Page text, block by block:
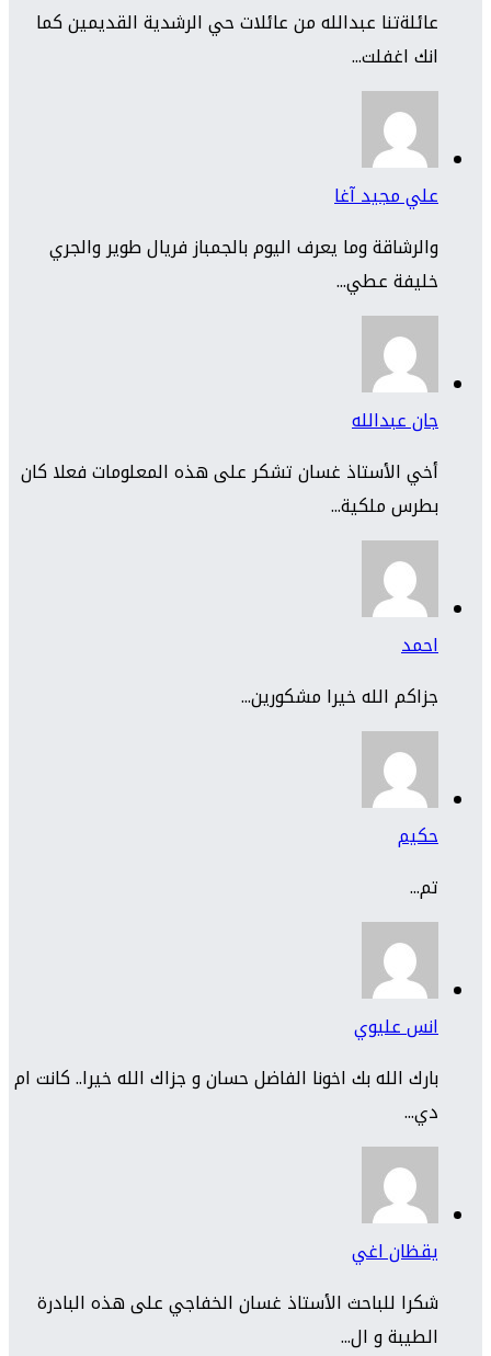
عائلةتنا عبدالله من عائلات حي الرشدية القديمين كما
انك اغفلت...
علي مجيد آغا
والرشاقة وما يعرف اليوم بالجمباز فريال طوير والجري
خليفة عطي...
جان عبدالله
أخي الأستاذ غسان تشكر على هذه المعلومات فعلا كان
بطرس ملكية...
احمد
جزاكم الله خيرا مشكورين...
حكيم
تم...
انس عليوي
بارك الله بك اخونا الفاضل حسان و جزاك الله خيرا.. كانت ام
دي...
يقظان اغي
شكرا للباحث الأستاذ غسان الخفاجي على هذه البادرة
الطيبة و ال...